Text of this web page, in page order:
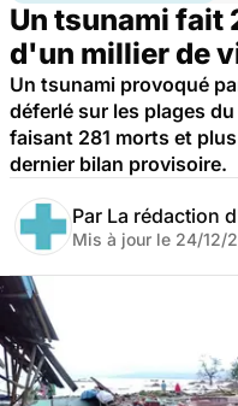
Un tsunami fait
d'un millier de
Un tsunami provoqué
déferlé sur les plages
faisant 281 morts et
dernier bilan provisoire.
Par La rédaction
Mis à jour le 24/12/